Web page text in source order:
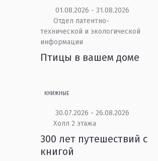
01.08.2026 - 31.08.2026
Отдел патентно-
технической и экологической
информации
Птицы в вашем доме
КНИЖНЫЕ
30.07.2026 - 26.08.2026
Холл 2 этажа
300 лет путешествий с
книгой